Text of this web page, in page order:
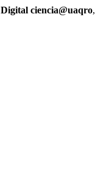
Digital ciencia@uaqro,